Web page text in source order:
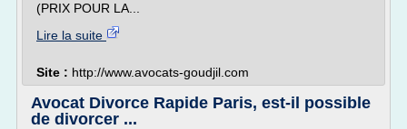
(PRIX POUR LA...
Lire la suite
Site : http://www.avocats-goudjil.com
Avocat Divorce Rapide Paris, est-il possible
de divorcer ...